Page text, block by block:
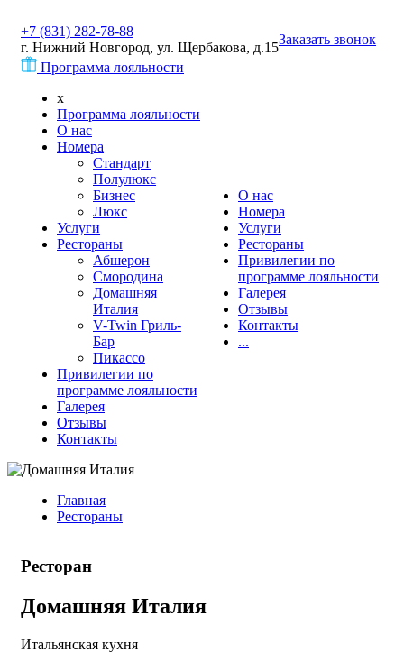
Программа лояльности
+7 (831) 282-78-88
г. Нижний Новгород, ул. Щербакова, д.15
Заказать звонок
x
Программа лояльности
О нас
Номера
Стандарт
Полулюкс
Бизнес
Люкс
Услуги
Рестораны
Абшерон
Смородина
Домашняя
Италия
V-Twin Гриль-
Бар
Пикассо
Привилегии по
программе лояльности
Галерея
Отзывы
Контакты
О нас
Номера
Услуги
Рестораны
Привилегии по
программе лояльности
Галерея
Отзывы
Контакты
...
Главная
Рестораны
Ресторан
Домашняя Италия
Итальянская кухня